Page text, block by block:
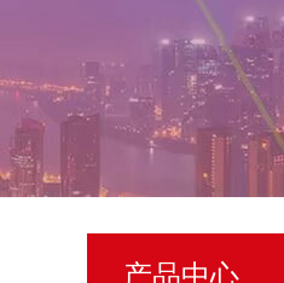
产品中心